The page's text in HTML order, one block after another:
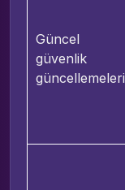
Güncel
güvenlik
güncellemeleri